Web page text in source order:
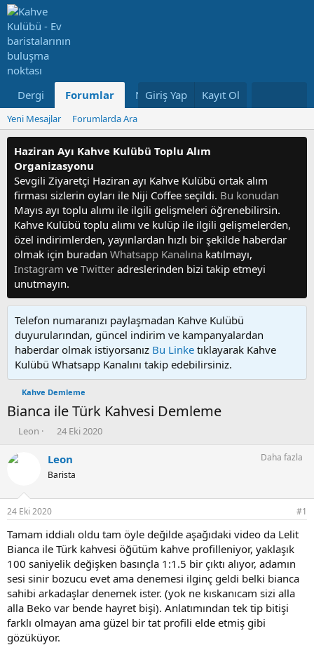
Dergi Forumlar Neler Yeni Kullanıcılar
Giriş Yap Kayıt Ol
Yeni Mesajlar Forumlarda Ara
Haziran Ayı Kahve Kulübü Toplu Alım
Organizasyonu
Sevgili Ziyaretçi Haziran ayı Kahve Kulübü ortak alım
firması sizlerin oyları ile Niji Coffee seçildi. Bu konudan
Mayıs ayı toplu alımı ile ilgili gelişmeleri öğrenebilirsin.
Kahve Kulübü toplu alımı ve kulüp ile ilgili gelişmelerden,
özel indirimlerden, yayınlardan hızlı bir şekilde haberdar
olmak için buradan Whatsapp Kanalına katılmayı,
Instagram ve Twitter adreslerinden bizi takip etmeyi
unutmayın.
Telefon numaranızı paylaşmadan Kahve Kulübü
duyurularından, güncel indirim ve kampanyalardan
haberdar olmak istiyorsanız Bu Linke tıklayarak Kahve
Kulübü Whatsapp Kanalını takip edebilirsiniz.
Kahve Demleme
Bianca ile Türk Kahvesi Demleme
K
n
u
b
a
ş
a
t
a
n
Leon
B
ş
a
ı
ç
t
a
r
i
h
i
24 Eki 2020
Leon
Barista
Daha fazla
24 Eki 2020 #1
Tamam iddialı oldu tam öyle değilde aşağıdaki video da Lelit
Bianca ile Türk kahvesi öğütüm kahve profilleniyor, yaklaşık
100 saniyelik değişken basınçla 1:1.5 bir çıktı alıyor, adamın
sesi sinir bozucu evet ama denemesi ilginç geldi belki bianca
sahibi arkadaşlar denemek ister. (yok ne kıskanıcam sizi alla
alla Beko var bende hayret bişi). Anlatımından tek tip bitişi
farklı olmayan ama güzel bir tat profili elde etmiş gibi
gözüküyor.